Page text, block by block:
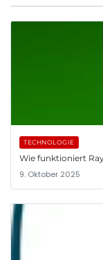
TECHNOLOGIE
Wie funktioniert
9. Oktober 2025